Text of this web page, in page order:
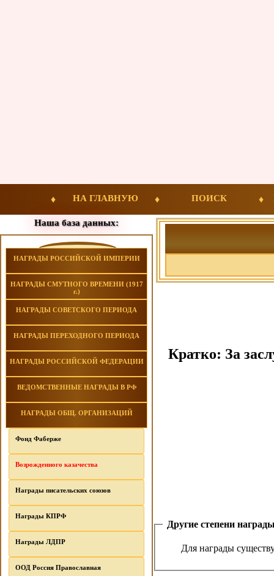
НА ГЛАВНУЮ ПОИСК
Наша база данных:
НАГРАДЫ РОССИЙСКОЙ ИМПЕРИИ
НАГРАДЫ СМУТНОГО ВРЕМЕНИ (1917
г.)
НАГРАДЫ СОВЕТСКОГО ПЕРИОДА
НАГРАДЫ ПЕРЕХОДНОГО ПЕРИОДА
НАГРАДЫ РОССИЙСКОЙ ФЕДЕРАЦИИ
ВЕДОМСТВЕННЫЕ НАГРАДЫ В РФ
НАГРАДЫ ОБЩ. ОРГАНИЗАЦИЙ
Фонд Фаберже
Возрожденного казачества
Награды писательских союзов
Награды КПРФ
Награды ЛДПР
ООД Россия Православная
Кратко: За
Другие степени
Для награды